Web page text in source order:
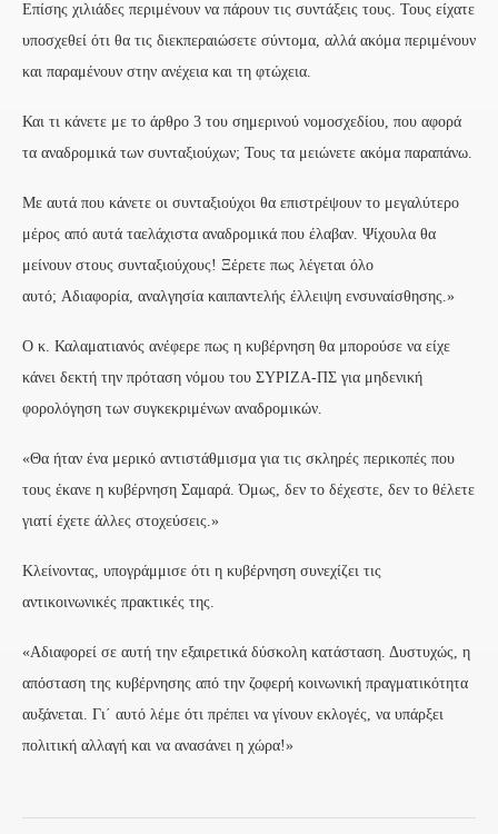
Επίσης χιλιάδες περιμένουν να πάρουν τις συντάξεις τους. Τους είχατε
υποσχεθεί ότι θα τις διεκπεραιώσετε σύντομα, αλλά ακόμα περιμένουν
και παραμένουν στην ανέχεια και τη φτώχεια.
Και τι κάνετε με το άρθρο 3 του σημερινού νομοσχεδίου, που αφορά
τα αναδρομικά των συνταξιούχων; Τους τα μειώνετε ακόμα παραπάνω.
Με αυτά που κάνετε οι συνταξιούχοι θα επιστρέψουν το μεγαλύτερο
μέρος από αυτά ταελάχιστα αναδρομικά που έλαβαν. Ψίχουλα θα
μείνουν στους συνταξιούχους! Ξέρετε πως λέγεται όλο
αυτό; Αδιαφορία, αναλγησία καιπαντελής έλλειψη ενσυναίσθησης.»
Ο κ. Καλαματιανός ανέφερε πως η κυβέρνηση θα μπορούσε να είχε
κάνει δεκτή την πρόταση νόμου του ΣΥΡΙΖΑ-ΠΣ για μηδενική
φορολόγηση των συγκεκριμένων αναδρομικών.
«Θα ήταν ένα μερικό αντιστάθμισμα για τις σκληρές περικοπές που
τους έκανε η κυβέρνηση Σαμαρά. Όμως, δεν το δέχεστε, δεν το θέλετε
γιατί έχετε άλλες στοχεύσεις.»
Κλείνοντας, υπογράμμισε ότι η κυβέρνηση συνεχίζει τις
αντικοινωνικές πρακτικές της.
«Αδιαφορεί σε αυτή την εξαιρετικά δύσκολη κατάσταση. Δυστυχώς, η
απόσταση της κυβέρνησης από την ζοφερή κοινωνική πραγματικότητα
αυξάνεται. Γι΄ αυτό λέμε ότι πρέπει να γίνουν εκλογές, να υπάρξει
πολιτική αλλαγή και να ανασάνει η χώρα!»